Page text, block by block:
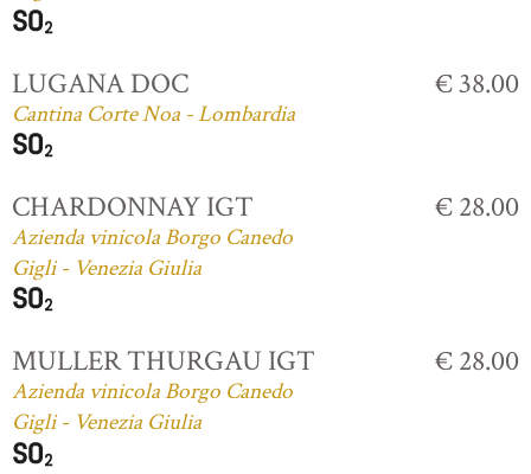
LUGANA DOC
Cantina Corte Noa - Lombardia
€ 38.00
CHARDONNAY IGT
Azienda vinicola Borgo Canedo
Gigli - Venezia Giulia
€ 28.00
MULLER THURGAU IGT
Azienda vinicola Borgo Canedo
Gigli - Venezia Giulia
€ 28.00